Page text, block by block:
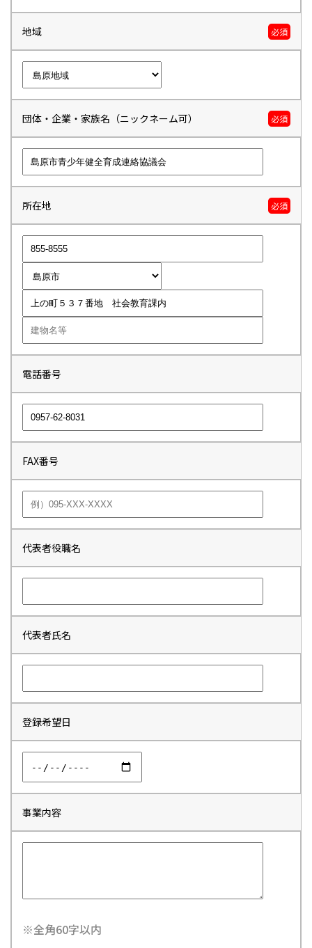
地域 必須
団体・企業・家族名（ニックネーム可） 必須
所在地 必須
電話番号
FAX番号
代表者役職名
代表者氏名
登録希望日
事業内容
※全角60字以内